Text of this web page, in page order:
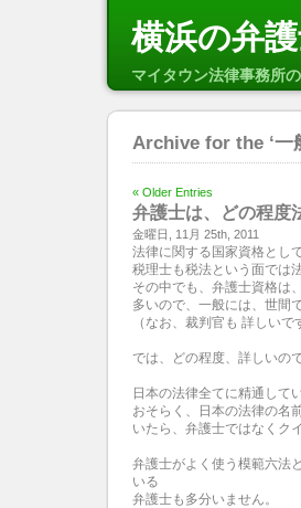
横浜の弁
マイタウン法律事務所
Archive for the ‘一
« Older Entries
弁護士は、どの程度
金曜日, 11月 25th, 2011
法律に関する国家資格とし
税理士も税法という面では
その中でも、弁護士資格は
多いので、一般には、世間
（なお、裁判官も 詳しい
では、どの程度、詳しいの
日本の法律全てに精通して
おそらく、日本の法律の名
いたら、弁護士ではなくク
弁護士がよく使う模範六法
いる
弁護士も多分いません。